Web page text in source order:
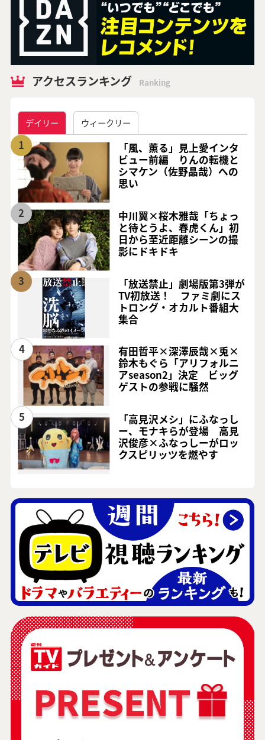
アクセスランキング Ranking
デイリー ウィークリー
1
「風、薫る」見上愛インタ
ビュー前編 りんの転機と
シマケン（佐野晶哉）への
思い
2
中川翼×桜木雅哉「ちょっ
と待とうよ、春虎くん」初
日から至近距離シーンの撮
影にドキドキ
3
「放送禁止」劇場版第3弾が
TV初放送！ ファミ劇にス
トロング・オカルト番組大
集合
4
有田哲平×深澤辰哉×兎×
鈴木もぐら「アリフォルニ
アseason2」決定 ビッグ
ゲストの参戦に騒然
5
「高見沢メシ」にふなっし
ー、モナキらが登場 高見
沢俊彦×ふなっしーがロッ
クスピリッツを燃やす